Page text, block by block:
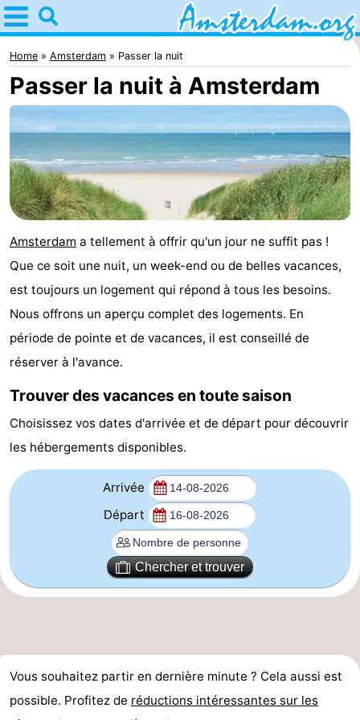
Home
Amsterdam
Itinéraires
les
enfants
Jeunes
adultes
Gratuitement
Passer
la
nuit
Appartements
Campings
Chambre
-
Het
Amsterdamse
-
Spaarnwoude
Hôtels
minutes
Musées
Attractions
à
faire
Lieux
d'intérêt
-
Home Amsterdam Passer la nuit
Passer la nuit à Amsterdam
Amsterdam a tellement à offrir qu'un jour ne suffit pas !
Que ce soit une nuit, un week-end ou de belles vacances,
est toujours un logement qui répond à tous les besoins.
Nous offrons un aperçu complet des logements. En
période de pointe et de vacances, il est conseillé de
réserver à l'avance.
Trouver des vacances en toute saison
Choisissez vos dates d'arrivée et de départ pour découvrir
les hébergements disponibles.
Arrivée
Départ
Chercher et trouver
Vous souhaitez partir en dernière minute ? Cela aussi est
possible. Profitez de réductions intéressantes sur les